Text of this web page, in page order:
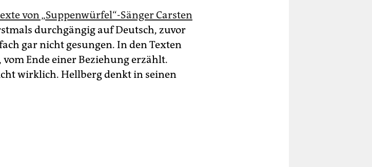
von „Suppenwürfel“-Sänger Carsten
durchgängig auf Deutsch, zuvor
gar nicht gesungen. In den Texten
Ende einer Beziehung erzählt.
wirklich. Hellberg denkt in seinen